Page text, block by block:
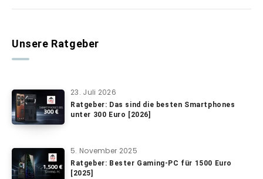
Unsere Ratgeber
23. Juli 2026
Ratgeber: Das sind die besten Smartphones
unter 300 Euro [2026]
5. November 2025
Ratgeber: Bester Gaming-PC für 1500 Euro
[2025]